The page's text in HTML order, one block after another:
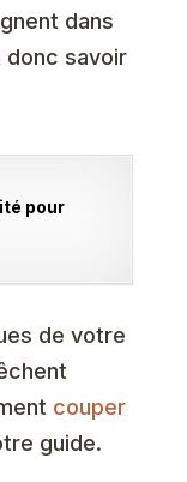
dans
savoir
pour
de votre
couper
guide.